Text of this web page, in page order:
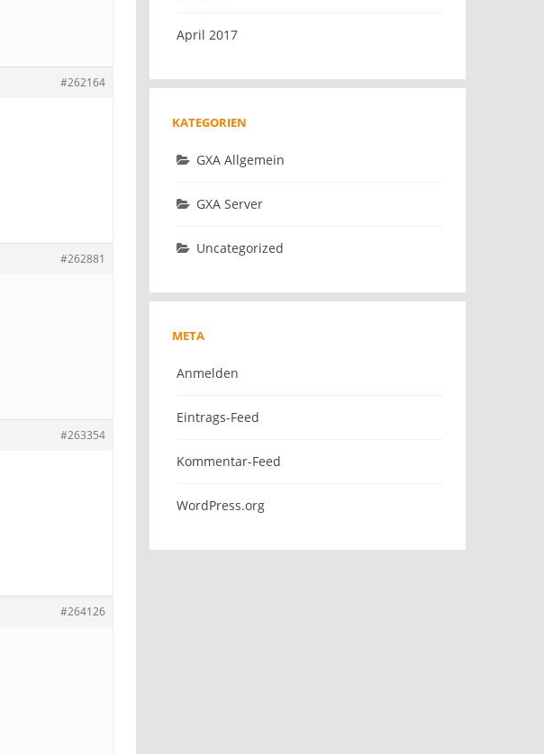
#262164
#262881
#263354
#264126
April 2017
KATEGORIEN
GXA Allgemein
GXA Server
Uncategorized
META
Anmelden
Eintrags-Feed
Kommentar-Feed
WordPress.org